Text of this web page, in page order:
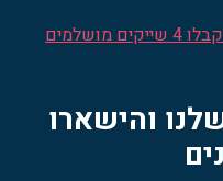
מחפשים מתכון לשייק בריאות? קבלו 4 שייקים מושלמים
והישארו